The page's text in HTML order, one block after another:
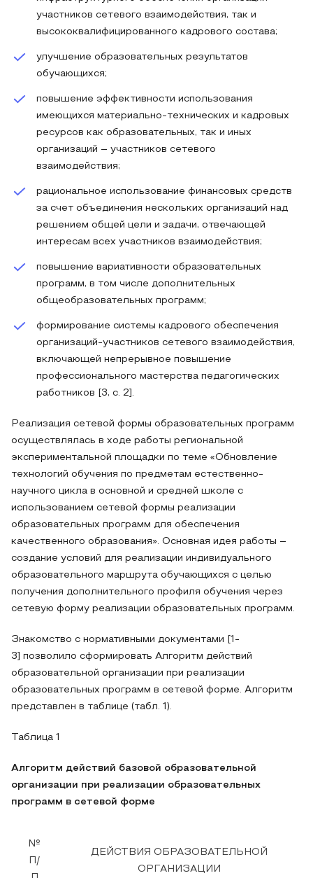
участников сетевого взаимодействия, так и
высококвалифицированного кадрового состава;
улучшение образовательных результатов
обучающихся;
повышение эффективности использования
имеющихся материально-технических и кадровых
ресурсов как образовательных, так и иных
организаций – участников сетевого
взаимодействия;
рациональное использование финансовых средств
за счет объединения нескольких организаций над
решением общей цели и задачи, отвечающей
интересам всех участников взаимодействия;
повышение вариативности образовательных
программ, в том числе дополнительных
общеобразовательных программ;
формирование системы кадрового обеспечения
организаций-участников сетевого взаимодействия,
включающей непрерывное повышение
профессионального мастерства педагогических
работников [3, с. 2].
Реализация сетевой формы образовательных программ
осуществлялась в ходе работы региональной
экспериментальной площадки по теме «Обновление
технологий обучения по предметам естественно-
научного цикла в основной и средней школе с
использованием сетевой формы реализации
образовательных программ для обеспечения
качественного образования». Основная идея работы –
создание условий для реализации индивидуального
образовательного маршрута обучающихся с целью
получения дополнительного профиля обучения через
сетевую форму реализации образовательных программ.
Знакомство с нормативными документами [1-
3] позволило сформировать Алгоритм действий
образовательной организации при реализации
образовательных программ в сетевой форме. Алгоритм
представлен в таблице (табл. 1).
Таблица 1
Алгоритм действий базовой образовательной
организации при реализации образовательных
программ в сетевой форме
№
П/
ДЕЙСТВИЯ ОБРАЗОВАТЕЛЬНОЙ
ОРГАНИЗАЦИИ